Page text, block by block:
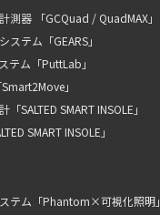
測器 「GCQuad / QuadMAX」
ステム「GEARS」
テム「PuttLab」
」
SALTED SMART INSOLE」
SMART INSOLE」
テム「Phantom×可視化照明」